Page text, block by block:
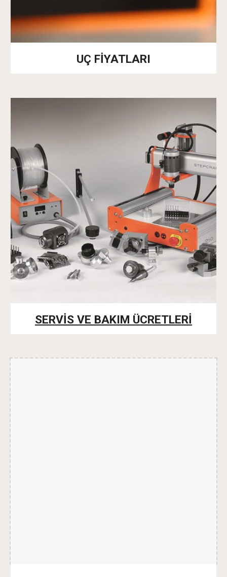
UÇ FİYATLARI
SERVİS VE BAKIM ÜCRETLERİ